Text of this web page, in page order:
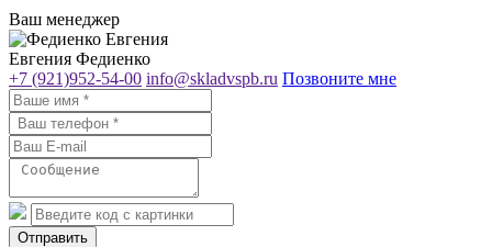
Ваш менеджер
Евгения Федиенко
+7 (921)952-54-00 info@skladvspb.ru Позвоните мне
Отправить